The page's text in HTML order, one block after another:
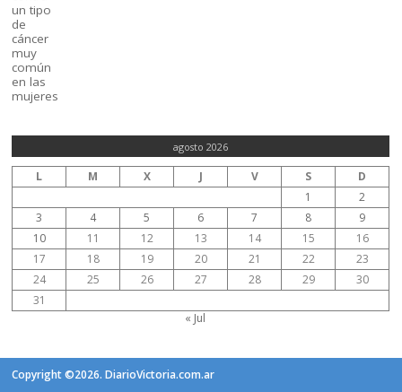
agosto 2026
L M X J V S
D
1
2
3
4 5 6 7 8
9
10
11 12 13 14 15
16
17
18 19 20 21 22
23
24
25 26 27 28 29
30
31
« Jul
Copyright ©2026. DiarioVictoria.com.ar